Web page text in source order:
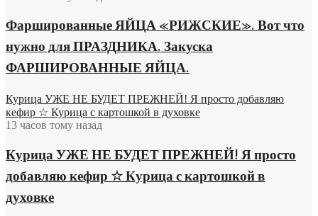
Фаршированные ЯЙЦА «РИЖСКИЕ». Вот что
нужно для ПРАЗДНИКА. Закуска
ФАРШИРОВАННЫЕ ЯЙЦА.
Курица УЖЕ НЕ БУДЕТ ПРЕЖНЕЙ! Я просто добавляю
кефир ☆ Курица с картошкой в духовке
13 часов тому назад
Курица УЖЕ НЕ БУДЕТ ПРЕЖНЕЙ! Я просто
добавляю кефир ☆ Курица с картошкой в
духовке